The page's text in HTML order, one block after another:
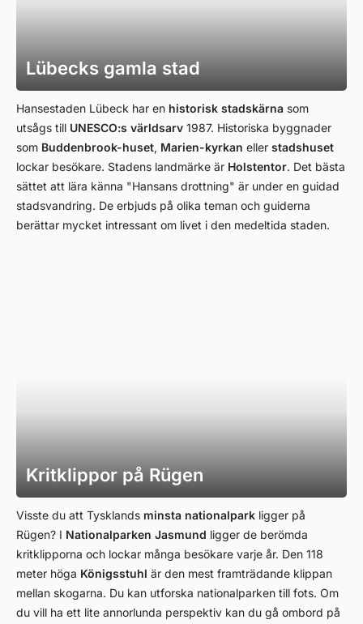
Lübecks gamla stad
Hansestaden Lübeck har en historisk stadskärna som
utsågs till UNESCO:s världsarv 1987. Historiska byggnader
som Buddenbrook-huset, Marien-kyrkan eller stadshuset
lockar besökare. Stadens landmärke är Holstentor. Det bästa
sättet att lära känna "Hansans drottning" är under en guidad
stadsvandring. De erbjuds på olika teman och guiderna
berättar mycket intressant om livet i den medeltida staden.
Kritklippor på Rügen
Visste du att Tysklands minsta nationalpark ligger på
Rügen? I Nationalparken Jasmund ligger de berömda
kritklipporna och lockar många besökare varje år. Den 118
meter höga Königsstuhl är den mest framträdande klippan
mellan skogarna. Du kan utforska nationalparken till fots. Om
du vill ha ett lite annorlunda perspektiv kan du gå ombord på